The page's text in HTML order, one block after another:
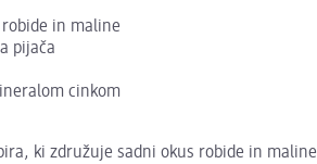
in maline
pijača
cinkom
ki združuje sadni okus robide in